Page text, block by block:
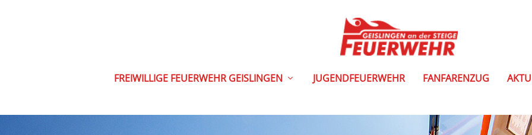
FREIWILLIGE FEUERWEHR GEISLINGEN JUGENDFEUERWEHR FANFARENZUG